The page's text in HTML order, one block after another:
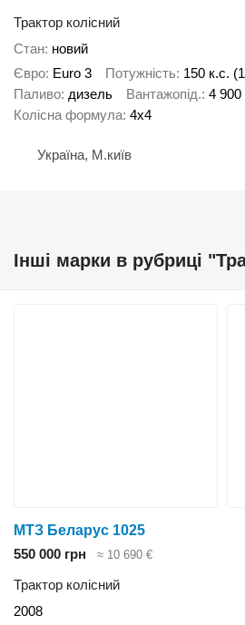
Трактор колісний
Стан новий
Євро Euro 3 Потужність 150 к.с.
Паливо дизель Вантажопід. 4 900
Колісна формула 4x4
Україна, М.київ
Інші марки в рубриці
МТЗ Беларус 1025
550 000 грн
≈ 10 690 €
Трактор колісний
2008